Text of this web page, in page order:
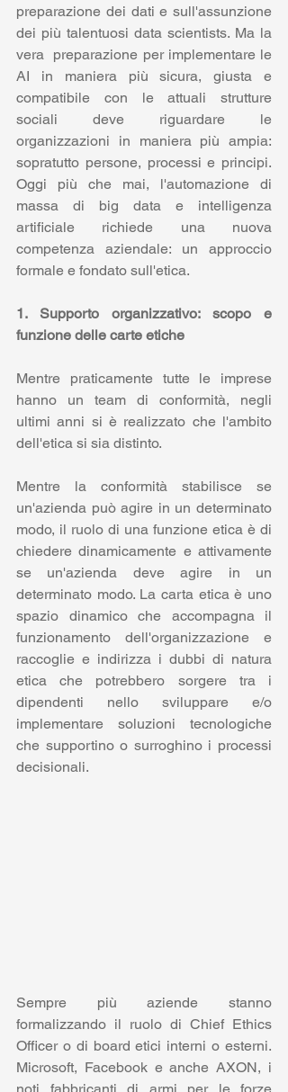
preparazione dei dati e sull'assunzione
dei più talentuosi data scientists. Ma la
vera  preparazione per implementare le
AI in maniera più sicura, giusta e
compatibile con le attuali strutture
sociali deve riguardare le
organizzazioni in maniera più ampia:
sopratutto persone, processi e principi.
Oggi più che mai, l'automazione di
massa di big data e intelligenza
artificiale richiede una nuova
competenza aziendale: un approccio
formale e fondato sull'etica.
1. Supporto organizzativo: scopo e
funzione delle carte etiche
Mentre praticamente tutte le imprese
hanno un team di conformità, negli
ultimi anni si è realizzato che l'ambito
dell'etica si sia distinto.
Mentre la conformità stabilisce se
un'azienda può agire in un determinato
modo, il ruolo di una funzione etica è di
chiedere dinamicamente e attivamente
se un'azienda deve agire in un
determinato modo. La carta etica è uno
spazio dinamico che accompagna il
funzionamento dell'organizzazione e
raccoglie e indirizza i dubbi di natura
etica che potrebbero sorgere tra i
dipendenti nello sviluppare e/o
implementare soluzioni tecnologiche
che supportino o surroghino i processi
decisionali.
Sempre più aziende stanno
formalizzando il ruolo di Chief Ethics
Officer o di board etici interni o esterni.
Microsoft, Facebook e anche AXON, i
noti fabbricanti di armi per le forze